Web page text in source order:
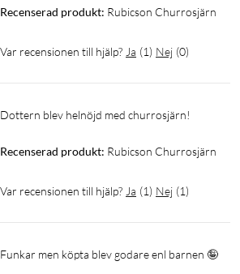
Recenserad produkt: Rubicson Churrosjärn
Var recensionen till hjälp? Ja (1) Nej (0)
Dottern blev helnöjd med churrosjärn!
Recenserad produkt: Rubicson Churrosjärn
Var recensionen till hjälp? Ja (1) Nej (1)
Funkar men köpta blev godare enl barnen 🤪